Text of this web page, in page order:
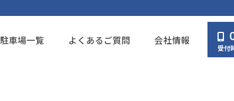
駐車場一覧 よくあるご質問 会社情報
受付